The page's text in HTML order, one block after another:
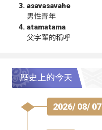
asavasavahe
男性青年
atamatama
父字輩的稱呼
歷史上的今天
2026/ 08/ 07